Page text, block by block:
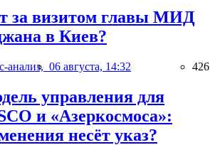
за визитом главы МИД
в Киев?
анализ, 06 августа, 14:32 426
управления для
и «Азеркосмоса»:
несёт указ?